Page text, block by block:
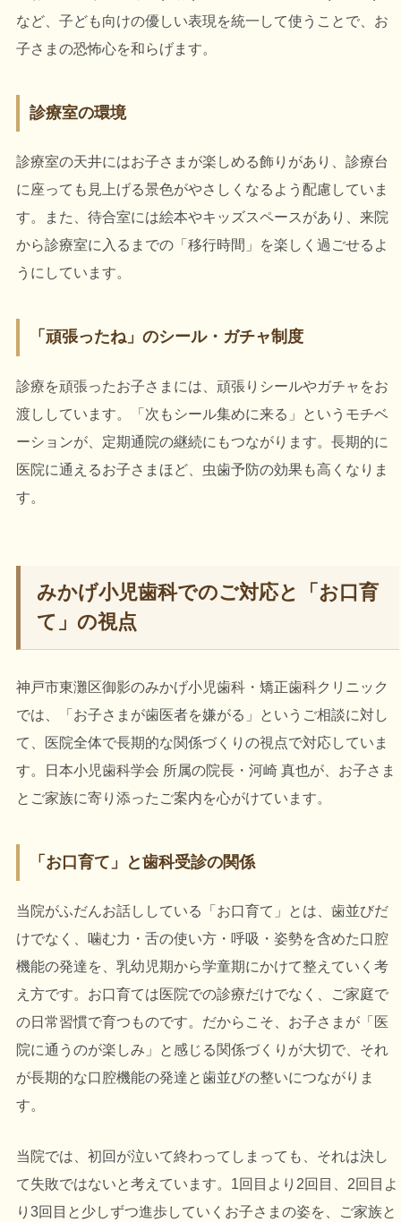
など、子ども向けの優しい表現を統一して使うことで、お
子さまの恐怖心を和らげます。
診療室の環境
診療室の天井にはお子さまが楽しめる飾りがあり、診療台
に座っても見上げる景色がやさしくなるよう配慮していま
す。また、待合室には絵本やキッズスペースがあり、来院
から診療室に入るまでの「移行時間」を楽しく過ごせるよ
うにしています。
「頑張ったね」のシール・ガチャ制度
診療を頑張ったお子さまには、頑張りシールやガチャをお
渡ししています。「次もシール集めに来る」というモチベ
ーションが、定期通院の継続にもつながります。長期的に
医院に通えるお子さまほど、虫歯予防の効果も高くなりま
す。
みかげ小児歯科でのご対応と「お口育
て」の視点
神戸市東灘区御影のみかげ小児歯科・矯正歯科クリニック
では、「お子さまが歯医者を嫌がる」というご相談に対し
て、医院全体で長期的な関係づくりの視点で対応していま
す。日本小児歯科学会 所属の院長・河崎 真也が、お子さま
とご家族に寄り添ったご案内を心がけています。
「お口育て」と歯科受診の関係
当院がふだんお話ししている「お口育て」とは、歯並びだ
けでなく、噛む力・舌の使い方・呼吸・姿勢を含めた口腔
機能の発達を、乳幼児期から学童期にかけて整えていく考
え方です。お口育ては医院での診療だけでなく、ご家庭で
の日常習慣で育つものです。だからこそ、お子さまが「医
院に通うのが楽しみ」と感じる関係づくりが大切で、それ
が長期的な口腔機能の発達と歯並びの整いにつながりま
す。
当院では、初回が泣いて終わってしまっても、それは決し
て失敗ではないと考えています。1回目より2回目、2回目よ
り3回目と少しずつ進歩していくお子さまの姿を、ご家族と